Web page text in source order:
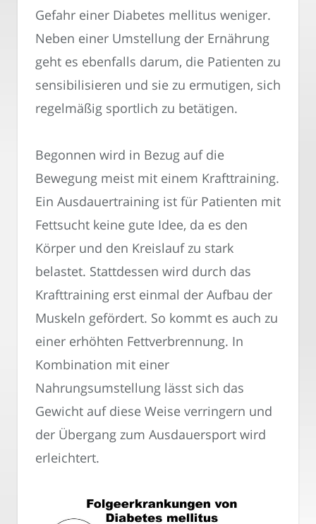
Gefahr einer Diabetes mellitus weniger.
Neben einer Umstellung der Ernährung
geht es ebenfalls darum, die Patienten zu
sensibilisieren und sie zu ermutigen, sich
regelmäßig sportlich zu betätigen.
Begonnen wird in Bezug auf die
Bewegung meist mit einem Krafttraining.
Ein Ausdauertraining ist für Patienten mit
Fettsucht keine gute Idee, da es den
Körper und den Kreislauf zu stark
belastet. Stattdessen wird durch das
Krafttraining erst einmal der Aufbau der
Muskeln gefördert. So kommt es auch zu
einer erhöhten Fettverbrennung. In
Kombination mit einer
Nahrungsumstellung lässt sich das
Gewicht auf diese Weise verringern und
der Übergang zum Ausdauersport wird
erleichtert.